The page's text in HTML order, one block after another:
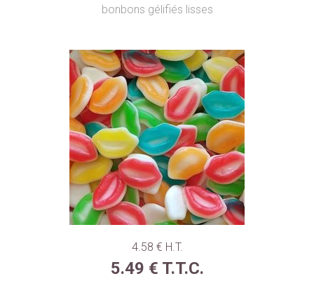
bonbons gélifiés lisses
4.58 € H.T.
5.49 € T.T.C.